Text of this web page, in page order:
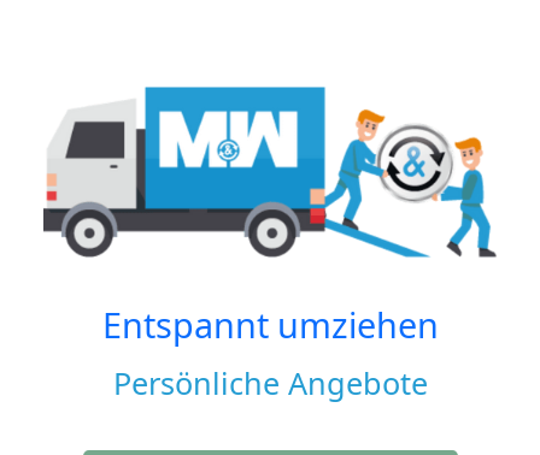
Entspannt umziehen
Persönliche Angebote